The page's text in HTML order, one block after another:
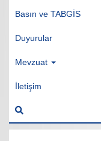
Basın ve TABGİS
Duyurular
Mevzuat
İletişim